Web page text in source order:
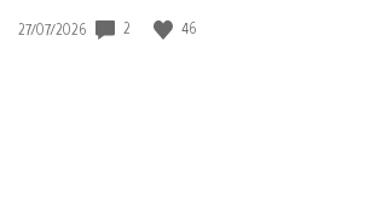
Data
27/07/2026 2 46